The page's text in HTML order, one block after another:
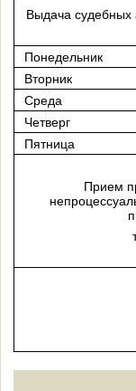
Выдача судебных
Понедельник
Вторник
Среда
Четверг
Пятница
Прием